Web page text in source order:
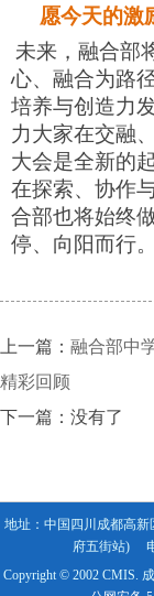
愿今天的激
未来，融合部
心、融合为路
培养与创造力
力大家在交融
大会是全新的
在探索、协作
合部也将始终
停、向阳而行。
上一篇： 融合部中
精彩回顾
下一篇：没有了
地址：中国四川成都高新
府五街站)
Copyright © 2002 CMIS.